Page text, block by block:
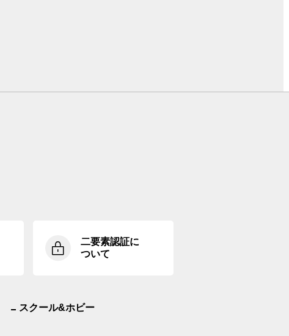
二要素認証に
ついて
スクール&ホビー